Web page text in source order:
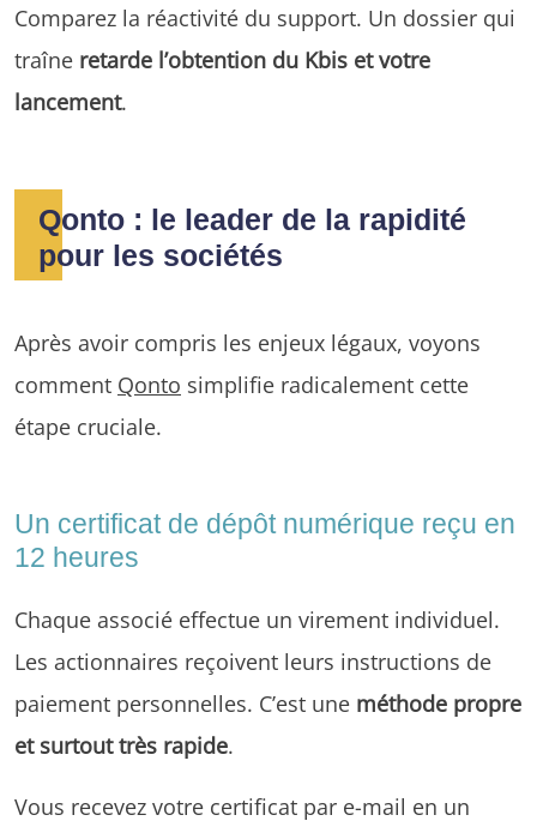
Comparez la réactivité du support. Un dossier qui
traîne retarde l’obtention du Kbis et votre
lancement.
Qonto : le leader de la rapidité
pour les sociétés
Après avoir compris les enjeux légaux, voyons
comment Qonto simplifie radicalement cette
étape cruciale.
Un certificat de dépôt numérique reçu en
12 heures
Chaque associé effectue un virement individuel.
Les actionnaires reçoivent leurs instructions de
paiement personnelles. C’est une méthode propre
et surtout très rapide.
Vous recevez votre certificat par e-mail en un